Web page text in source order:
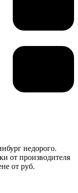
недорого.
от производителя
от руб.